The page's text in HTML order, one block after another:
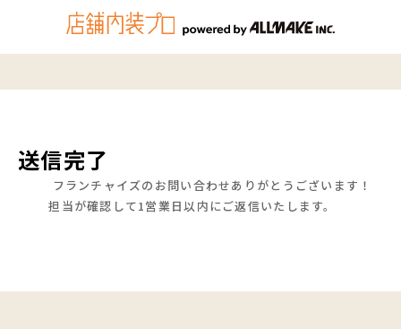
送信完了
フランチャイズのお問い合わせありがとうございます！
担当が確認して1営業日以内にご返信いたします。